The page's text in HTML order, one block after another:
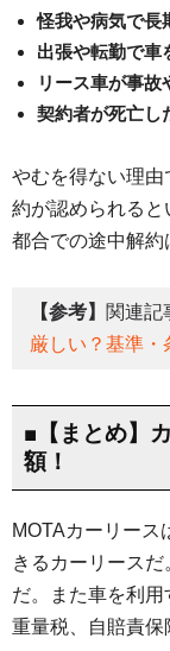
怪我や病気で長
出張や転勤で車
リース車が事故
契約者が死亡し
やむを得ない理
約が認められると
都合での途中解約
【参考】 関連記
厳しい？基準・
■【まとめ】
額！
MOTAカーリース
きるカーリース
だ。また車を利
重量税、自賠責